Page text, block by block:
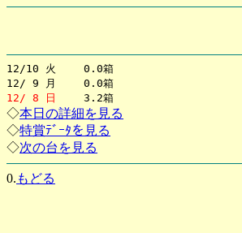
12/10 火 0.0箱
12/ 9 月 0.0箱
12/ 8 日
3.2箱
◇本日の詳細を見る
◇特賞ﾃﾞｰﾀを見る
◇次の台を見る
0. もどる